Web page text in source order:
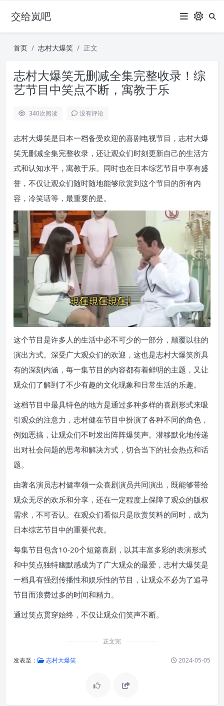
交给岚吧
首页 志村大爆笑 正文
志村大爆笑无删减全集完整收录！综
艺节目中笑点不断，寓教于乐
340次阅读 没有评论
志村大爆笑是日本一档备受欢迎的喜剧电视节目，志村大爆
笑无删减全集完整收录，还让观众们时刻更新自己的生活方
式和认知水平，寓教于乐。同时也在日本综艺节目中享有盛
誉，不仅让观众们随时随地能够欣赏到这个节目的所有内
容，冷笑话等，最重要的是。
这个节目是许多人的生活中必不可少的一部分，颠覆以往的
演出方式。深受广大观众们的欢迎，这也是志村大爆笑所具
有的深刻内涵，每一集节目的内容都有着鲜明的主题，又让
观众们了解到了不少有趣的文化现象和日常生活的乐趣。
这档节目中最具特色的地方是通过多种多样的喜剧形式来吸
引观众的注意力，志村健在节目中扮演了各种不同的角色，
例如恶搞，让观众们不时发出阵阵爆笑声。潜移默化地传递
出对社会问题的思考和解决方式，切合当下的社会热点和话
题。
由著名演员志村健率领一众喜剧演员共同演出，既能够带给
观众无尽的欢乐和分享，还在一定程度上保障了观众的版权
需求，不可否认。在观众们看似只是欣赏笑料的同时，成为
日本综艺节目中的重要代表。
每集节目包含10-20个短篇喜剧，以其丰富多彩的表演形式
和中笑点独特幽默感成为了广大观众的最爱，志村大爆笑是
一档具有强烈传播性和娱乐性的节目，让观众不必为了追寻
节目而浪费过多的时间和精力。
通过笑点贯穿始终，不仅让观众们笑声不断。
正文完
发表至： 志村大爆笑 2024-05-05